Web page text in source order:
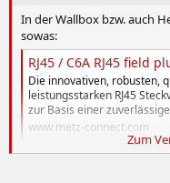
In der Wallbox bzw. auch
sowas:
RJ45 / C6A RJ45 field
Die innovativen, robusten,
leistungsstarken RJ45
zur Basis einer
www.metz-connect.com
verwenden.
Zum